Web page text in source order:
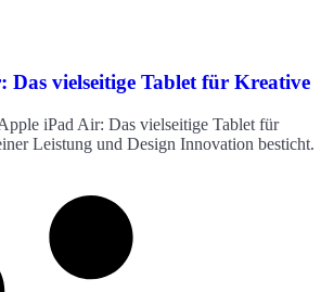
Das vielseitige Tablet für Kreative
iPad Air: Das vielseitige Tablet für
Leistung und Design Innovation besticht.